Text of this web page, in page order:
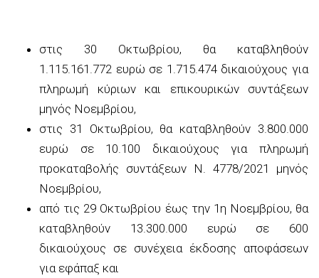
στις 30 Οκτωβρίου, θα καταβληθούν
1.115.161.772 ευρώ σε 1.715.474 δικαιούχους για
πληρωμή κύριων και επικουρικών συντάξεων
μηνός Νοεμβρίου,
στις 31 Οκτωβρίου, θα καταβληθούν 3.800.000
ευρώ σε 10.100 δικαιούχους για πληρωμή
προκαταβολής συντάξεων Ν. 4778/2021 μηνός
Νοεμβρίου,
από τις 29 Οκτωβρίου έως την 1η Νοεμβρίου, θα
καταβληθούν 13.300.000 ευρώ σε 600
δικαιούχους σε συνέχεια έκδοσης αποφάσεων
για εφάπαξ και